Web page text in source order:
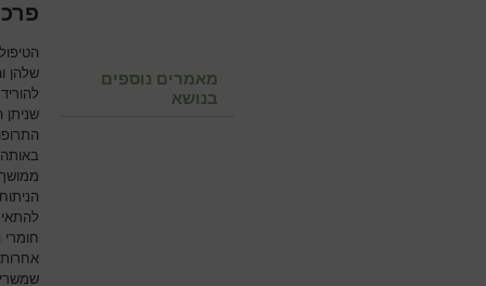
שלהן
באותה
אחרות
מאמרים נוספים
בנושא